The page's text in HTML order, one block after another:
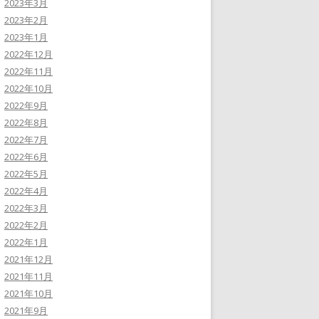
2023年3月
2023年2月
2023年1月
2022年12月
2022年11月
2022年10月
2022年9月
2022年8月
2022年7月
2022年6月
2022年5月
2022年4月
2022年3月
2022年2月
2022年1月
2021年12月
2021年11月
2021年10月
2021年9月